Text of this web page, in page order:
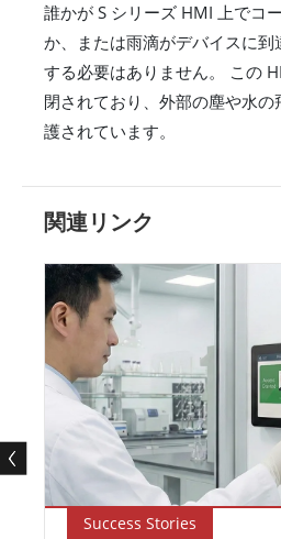
誰かが S シリーズ HMI 上でコ
か、または雨滴がデバイスに
する必要はありません。 この
閉されており、外部の塵や水
護されています。
関連リンク
Success Stories